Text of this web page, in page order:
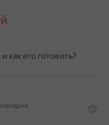
как его готовить?